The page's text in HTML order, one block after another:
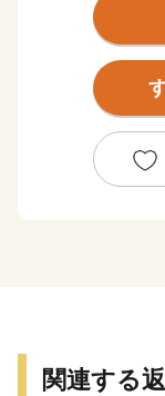
また、「まち
支えたい！」
出産、育児、
まな支援策を
なまちづくり
関連する